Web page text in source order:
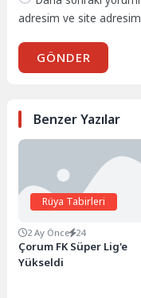
adresim ve site adresim
GÖNDER
Benzer Yazılar
Rüya Tabirleri
2 Ay Önce 24
Çorum FK Süper Lig'e
Yükseldi